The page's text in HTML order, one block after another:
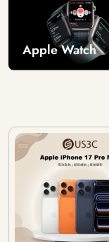
Apple Watch